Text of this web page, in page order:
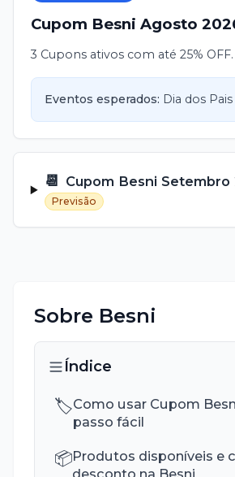
Cupom Besni Agosto
3 Cupons ativos com até 25% OFF.
Eventos esperados: Dia dos Pais
📆 Cupom Besni Setembro
Previsão
Sobre Besni
Índice
🏷️Como usar Cupom
passo fácil
📦Produtos disponíveis e